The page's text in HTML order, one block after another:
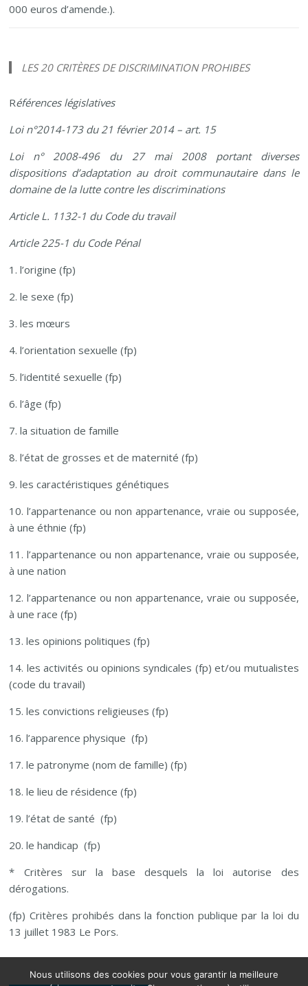
000 euros d’amende.).
LES 20 CRITÈRES DE DISCRIMINATION PROHIBES
Références législatives
Loi n°2014-173 du 21 février 2014 – art. 15
Loi n° 2008-496 du 27 mai 2008 portant diverses
dispositions d’adaptation au droit communautaire dans le
domaine de la lutte contre les discriminations
Article L. 1132-1 du Code du travail
Article 225-1 du Code Pénal
1. l’origine (fp)
2. le sexe (fp)
3. les mœurs
4. l’orientation sexuelle (fp)
5. l’identité sexuelle (fp)
6. l’âge (fp)
7. la situation de famille
8. l’état de grosses et de maternité (fp)
9. les caractéristiques génétiques
10. l’appartenance ou non appartenance, vraie ou supposée,
à une éthnie (fp)
11. l’appartenance ou non appartenance, vraie ou supposée,
à une nation
12. l’appartenance ou non appartenance, vraie ou supposée,
à une race (fp)
13. les opinions politiques (fp)
14. les activités ou opinions syndicales (fp) et/ou mutualistes
(code du travail)
15. les convictions religieuses (fp)
16. l’apparence physique (fp)
17. le patronyme (nom de famille) (fp)
18. le lieu de résidence (fp)
19. l’état de santé (fp)
20. le handicap (fp)
* Critères sur la base desquels la loi autorise des
dérogations.
(fp) Critères prohibés dans la fonction publique par la loi du
13 juillet 1983 Le Pors.
Nous utilisons des cookies pour vous garantir la meilleure